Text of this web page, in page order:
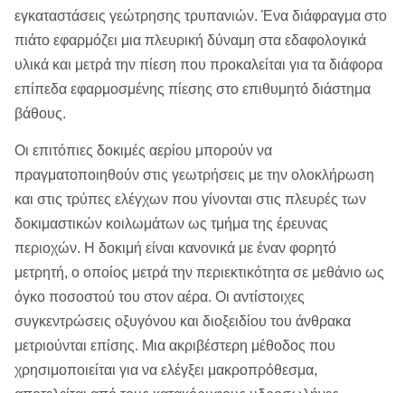
εγκαταστάσεις γεώτρησης τρυπανιών. Ένα διάφραγμα στο
πιάτο εφαρμόζει μια πλευρική δύναμη στα εδαφολογικά
υλικά και μετρά την πίεση που προκαλείται για τα διάφορα
επίπεδα εφαρμοσμένης πίεσης στο επιθυμητό διάστημα
βάθους.
Οι επιτόπιες δοκιμές αερίου μπορούν να
πραγματοποιηθούν στις γεωτρήσεις με την ολοκλήρωση
και στις τρύπες ελέγχων που γίνονται στις πλευρές των
δοκιμαστικών κοιλωμάτων ως τμήμα της έρευνας
περιοχών. Η δοκιμή είναι κανονικά με έναν φορητό
μετρητή, ο οποίος μετρά την περιεκτικότητα σε μεθάνιο ως
όγκο ποσοστού του στον αέρα. Οι αντίστοιχες
συγκεντρώσεις οξυγόνου και διοξειδίου του άνθρακα
μετριούνται επίσης. Μια ακριβέστερη μέθοδος που
χρησιμοποιείται για να ελέγξει μακροπρόθεσμα,